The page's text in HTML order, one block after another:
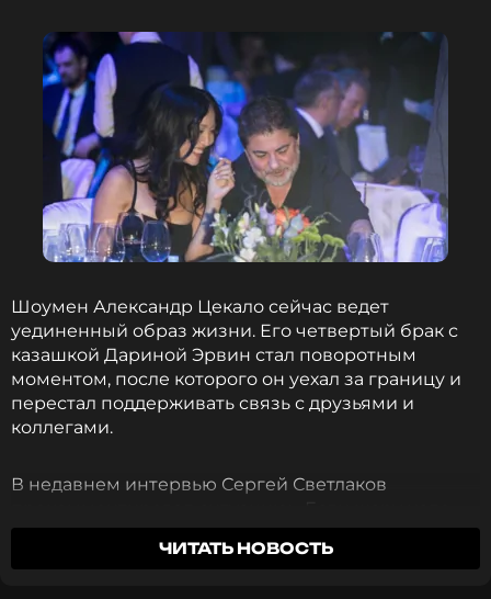
Шоумен Александр Цекало сейчас ведет
уединенный образ жизни. Его четвертый брак с
казашкой Дариной Эрвин стал поворотным
моментом, после которого он уехал за границу и
перестал поддерживать связь с друзьями и
коллегами.
В недавнем интервью Сергей Светлаков
лететь, надо балласт сбрасывать. Но это я сейчас
шучу, как будто я за столом «перисхилтона». На
ЧИТАТЬ НОВОСТЬ